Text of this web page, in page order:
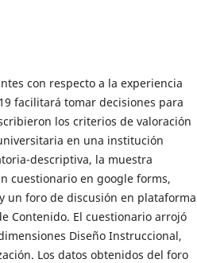
con respecto a la experiencia
facilitará tomar decisiones para
los criterios de valoración
en una institución
descriptiva, la muestra
cuestionario en google forms,
un foro de discusión en plataforma
Contenido. El cuestionario arrojó
Diseño Instruccional,
Los datos obtenidos del foro